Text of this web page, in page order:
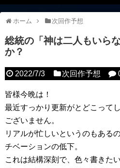
ホーム 次回作予想
総統の「神は二人もいら
か？
2022/7/3 次回作予想
皆様今晩は！
最近すっかり更新がとどこって
ございません。
リアルが忙しいというのもある
チベーションの低下。
これは結構深刻で、色々書きた